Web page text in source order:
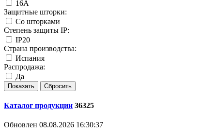
16А
Защитные шторки:
Со шторками
Степень защиты IP:
IP20
Страна производства:
Испания
Распродажа:
Да
Каталог продукции 36325
Обновлен 08.08.2026 16:30:37